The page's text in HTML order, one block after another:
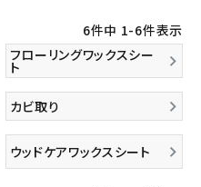
6件中 1-6件表示
フローリングワックスシー
ト
カビ取り
ウッドケアワックスシート